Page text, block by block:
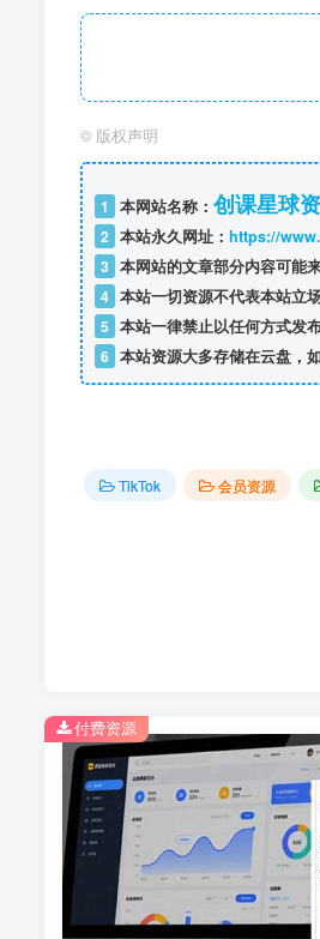
© 版权声明
1 本网站名称： 创课星球
2 本站永久网址： https://
3 本网站的文章部分内容可能
4 本站一切资源不代表本站立
5 本站一律禁止以任何方式发
6 本站资源大多存储在云盘，
TikTok 会员资源
付费资源